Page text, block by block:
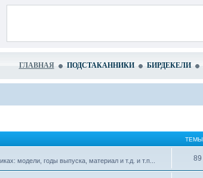
ГЛАВНАЯ ПОДСТАКАННИКИ БИРДЕКЕЛИ
ТЕМЫ
модели, годы выпуска, материал и т.д. и т.п... 89